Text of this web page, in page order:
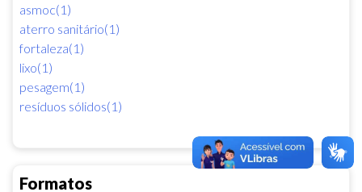
asmoc(1)
aterro sanitário(1)
fortaleza(1)
lixo(1)
pesagem(1)
resíduos sólidos(1)
Formatos